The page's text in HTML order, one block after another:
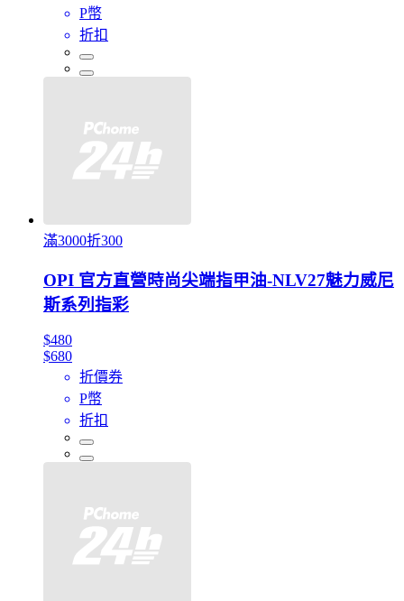
P幣
折扣
滿3000折300
OPI 官方直營時尚尖端指甲油-NLV27魅力威尼
斯系列指彩
$480
$680
折價券
P幣
折扣